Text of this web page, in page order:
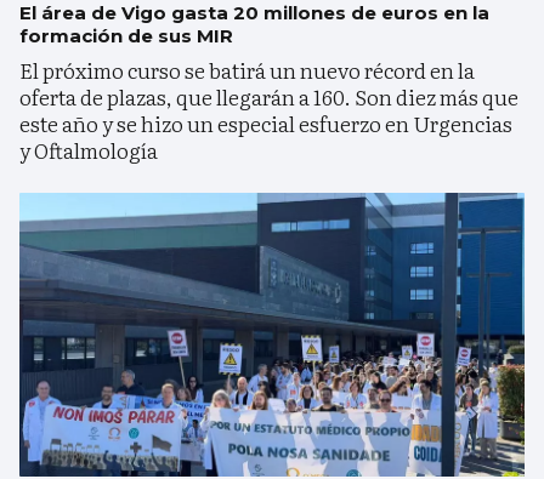
El área de Vigo gasta 20 millones de euros en la
formación de sus MIR
El próximo curso se batirá un nuevo récord en la
oferta de plazas, que llegarán a 160. Son diez más que
este año y se hizo un especial esfuerzo en Urgencias
y Oftalmología